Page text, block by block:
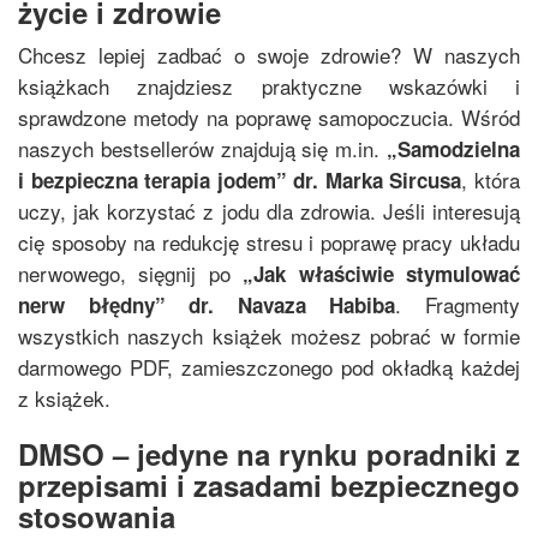
życie i zdrowie
Chcesz lepiej zadbać o swoje zdrowie? W naszych
książkach znajdziesz praktyczne wskazówki i
sprawdzone metody na poprawę samopoczucia. Wśród
naszych bestsellerów znajdują się m.in. „Samodzielna
i bezpieczna terapia jodem”dr. Marka Sircusa, która
uczy, jak korzystać z jodu dla zdrowia. Jeśli interesują
cię sposoby na redukcję stresu i poprawę pracy układu
nerwowego, sięgnij po „Jak właściwie stymulować
nerw błędny”dr. Navaza Habiba. Fragmenty
wszystkich naszych książek możesz pobrać w formie
darmowego PDF, zamieszczonego pod okładką każdej
z książek.
DMSO – jedyne na rynku poradniki z
przepisami i zasadami bezpiecznego
stosowania